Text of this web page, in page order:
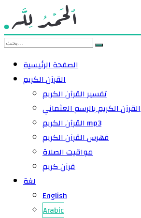
الصفحة الرئيسية
القرآن الكريم
تفسير القرآن الكريم
القرآن الكريم بالرسم العثماني
القرآن الكريم mp3
فهرس القرآن الكريم
مواقيت الصلاة
قرآن كريم
لغة
English
Arabic